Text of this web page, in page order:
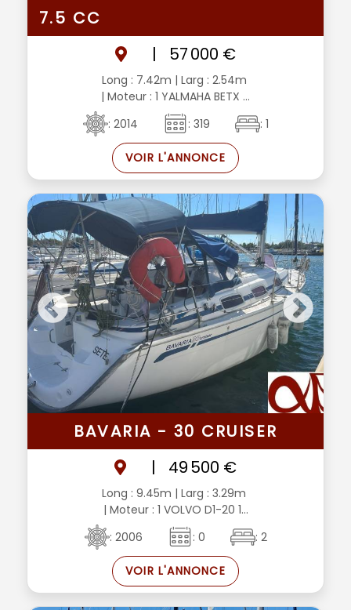
7.5 CC
|
57 000 €
Long : 7.42m | Larg : 2.54m
| Moteur : 1 YALMAHA BETX ...
: 2014
: 319 : 1
VOIR L'ANNONCE
BAVARIA - 30 CRUISER
|
49 500 €
Long : 9.45m | Larg : 3.29m
| Moteur : 1 VOLVO D1-20 1...
: 2006
: 0 : 2
VOIR L'ANNONCE